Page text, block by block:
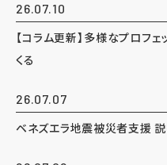
26.07.10
【コラム更新】多様なプロフ
くる
26.07.07
ベネズエラ地震被災者支援